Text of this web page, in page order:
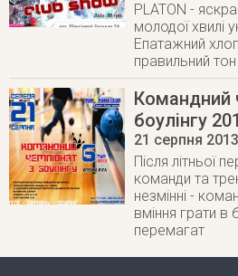
PLATON -
молодої хвилі
Епатажний
правильний тон
Командний
боулінгу
21 серпня 2013
Після літньої
команди та
незмінні -
вміння грати в
перемагат